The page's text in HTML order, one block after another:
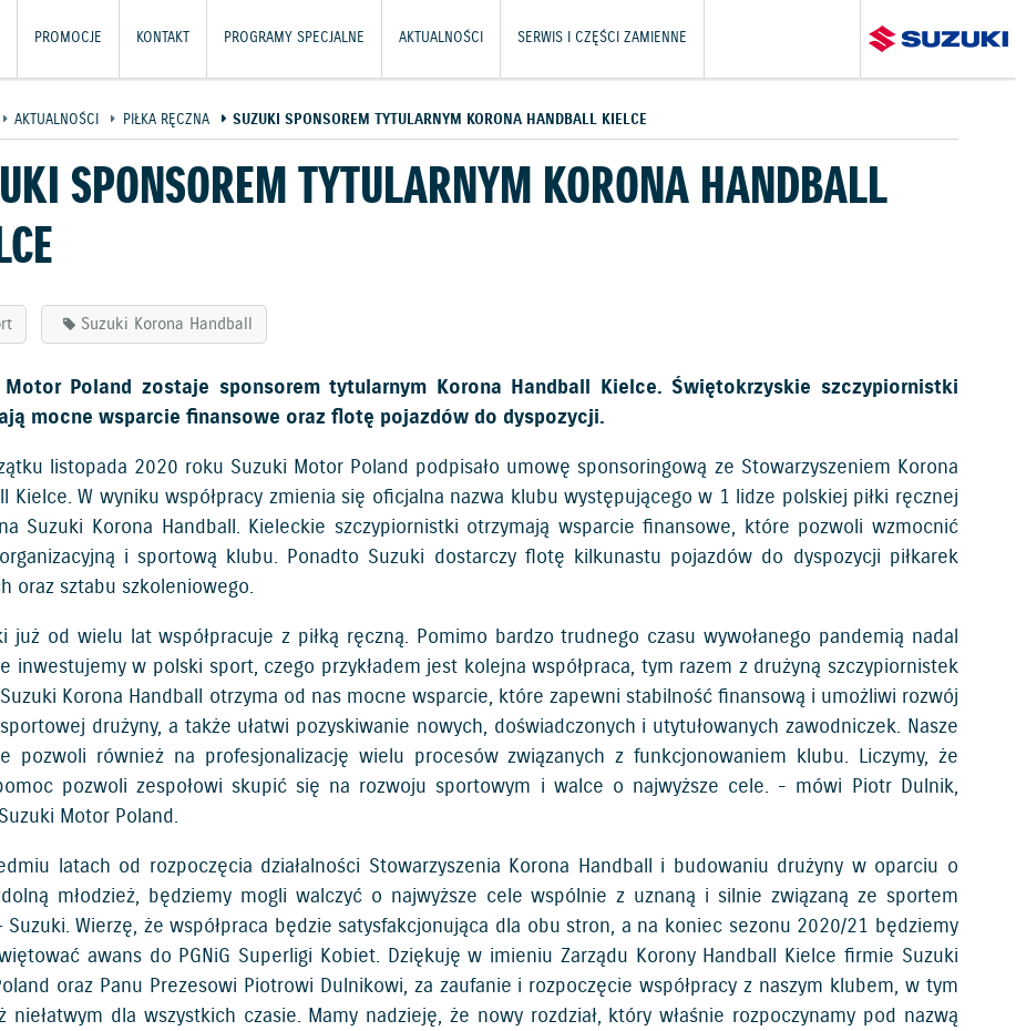
PROMOCJE KONTAKT PROGRAMY SPECJALNE AKTUALNOŚCI SERWIS I CZĘŚCI ZAMIENNE
AKTUALNOŚCI PIŁKA RĘCZNA SUZUKI SPONSOREM TYTULARNYM KORONA HANDBALL KIELCE
SPONSOREM TYTULARNYM KORONA HANDBALL
Suzuki Korona Handball
Motor Poland zostaje sponsorem tytularnym Korona Handball Kielce. Świętokrzyskie szczypiornistki
mocne wsparcie finansowe oraz flotę pojazdów do dyspozycji.
listopada 2020 roku Suzuki Motor Poland podpisało umowę sponsoringową ze Stowarzyszeniem Korona
Kielce. W wyniku współpracy zmienia się oficjalna nazwa klubu występującego w 1 lidze polskiej piłki ręcznej
Suzuki Korona Handball. Kieleckie szczypiornistki otrzymają wsparcie finansowe, które pozwoli wzmocnić
i sportową klubu. Ponadto Suzuki dostarczy flotę kilkunastu pojazdów do dyspozycji piłkarek
oraz sztabu szkoleniowego.
już od wielu lat współpracuje z piłką ręczną. Pomimo bardzo trudnego czasu wywołanego pandemią nadal
inwestujemy w polski sport, czego przykładem jest kolejna współpraca, tym razem z drużyną szczypiornistek
Korona Handball otrzyma od nas mocne wsparcie, które zapewni stabilność finansową i umożliwi rozwój
drużyny, a także ułatwi pozyskiwanie nowych, doświadczonych i utytułowanych zawodniczek. Nasze
pozwoli również na profesjonalizację wielu procesów związanych z funkcjonowaniem klubu. Liczymy, że
pozwoli zespołowi skupić się na rozwoju sportowym i walce o najwyższe cele. - mówi Piotr Dulnik,
Motor Poland.
latach od rozpoczęcia działalności Stowarzyszenia Korona Handball i budowaniu drużyny w oparciu o
młodzież, będziemy mogli walczyć o najwyższe cele wspólnie z uznaną i silnie związaną ze sportem
Suzuki. Wierzę, że współpraca będzie satysfakcjonująca dla obu stron, a na koniec sezonu 2020/21 będziemy
awans do PGNiG Superligi Kobiet. Dziękuję w imieniu Zarządu Korony Handball Kielce firmie Suzuki
oraz Panu Prezesowi Piotrowi Dulnikowi, za zaufanie i rozpoczęcie współpracy z naszym klubem, w tym
niełatwym dla wszystkich czasie. Mamy nadzieję, że nowy rozdział, który właśnie rozpoczynamy pod nazwą